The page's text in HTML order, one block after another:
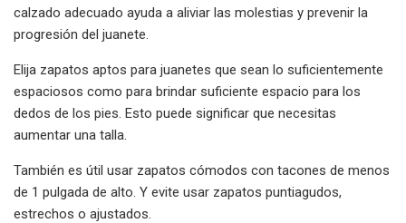
calzado adecuado ayuda a aliviar las molestias y prevenir la
progresión del juanete.
Elija zapatos aptos para juanetes que sean lo suficientemente
espaciosos como para brindar suficiente espacio para los
dedos de los pies. Esto puede significar que necesitas
aumentar una talla.
También es útil usar zapatos cómodos con tacones de menos
de 1 pulgada de alto. Y evite usar zapatos puntiagudos,
estrechos o ajustados.